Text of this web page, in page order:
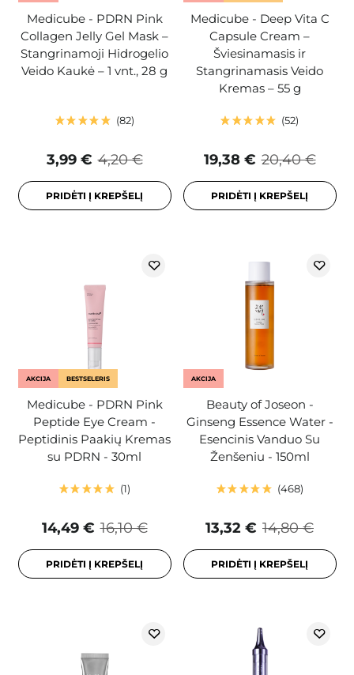
Medicube - PDRN Pink
Collagen Jelly Gel Mask –
Stangrinamoji Hidrogelio
Veido Kaukė – 1 vnt., 28 g
82
4,20 €
3,99 €
PRIDĖTI Į KREPŠELĮ
Medicube - Deep Vita C
Capsule Cream –
Šviesinamasis ir
Stangrinamasis Veido
Kremas – 55 g
52
20,40 €
19,38 €
PRIDĖTI Į KREPŠELĮ
AKCIJA BESTSELERIS
Medicube - PDRN Pink
Peptide Eye Cream -
Peptidinis Paakių Kremas
su PDRN - 30ml
1
16,10 €
14,49 €
PRIDĖTI Į KREPŠELĮ
AKCIJA
Beauty of Joseon -
Ginseng Essence Water -
Esencinis Vanduo Su
Ženšeniu - 150ml
468
14,80 €
13,32 €
PRIDĖTI Į KREPŠELĮ